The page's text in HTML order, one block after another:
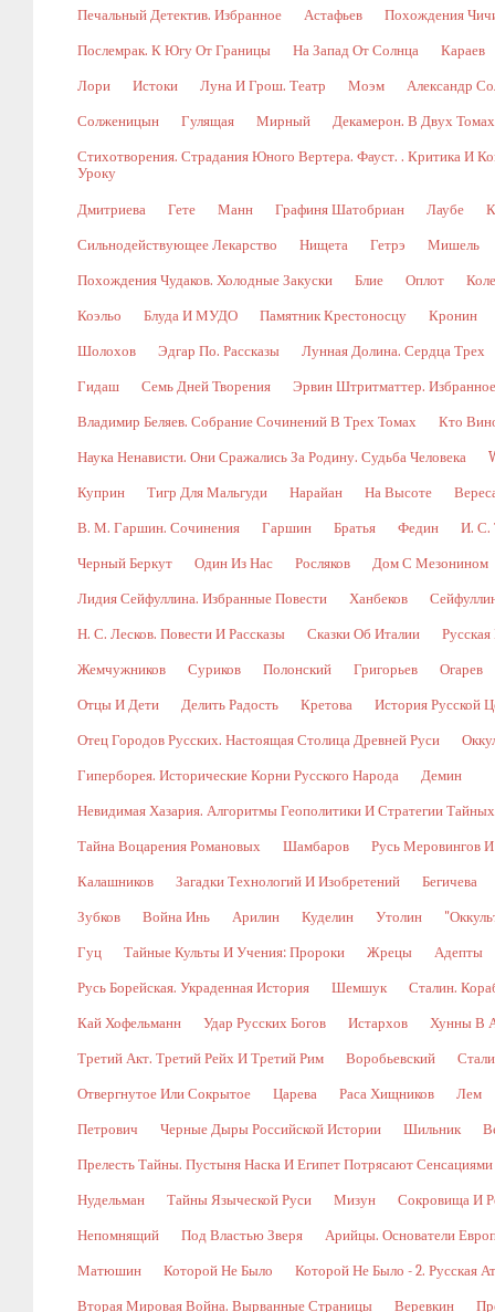
Печальный Детектив. Избранное Астафьев Похождения
Послемрак. К Югу От Границы На Запад От Солнца Караев
Лори Истоки Луна И Грош. Театр Моэм Александр
Солженицын Гулящая Мирный Декамерон. В Двух
Стихотворения. Страдания Юного Вертера. Фауст. . Критика И
Уроку
Дмитриева Гете Манн Графиня Шатобриан Лаубе
Сильнодействующее Лекарство Нищета Гетрэ Мишель
Похождения Чудаков. Холодные Закуски Блие Оплот
Коэльо Блуда И МУДО Памятник Крестоносцу Кронин
Шолохов Эдгар По. Рассказы Лунная Долина. Сердца Трех
Гидаш Семь Дней Творения Эрвин Штритматтер. Избранное
Владимир Беляев. Собрание Сочинений В Трех Томах Кто
Наука Ненависти. Они Сражались За Родину. Судьба Человека
Куприн Тигр Для Мальгуди Нарайан На Высоте
В. М. Гаршин. Сочинения Гаршин Братья Федин И. С.
Черный Беркут Один Из Нас Росляков Дом С Мезонином
Лидия Сейфуллина. Избранные Повести Ханбеков
Н. С. Лесков. Повести И Рассказы Сказки Об Италии
Жемчужников Суриков Полонский Григорьев Огарев
Отцы И Дети Делить Радость Кретова История Русской
Отец Городов Русских. Настоящая Столица Древней Руси
Гиперборея. Исторические Корни Русского Народа Демин
Невидимая Хазария. Алгоритмы Геополитики И Стратегии
Тайна Воцарения Романовых Шамбаров Русь Меровингов
Калашников Загадки Технологий И Изобретений Бегичева
Зубков Война Инь Арилин Куделин Утолин
Гуц Тайные Культы И Учения: Пророки Жрецы Адепты
Русь Борейская. Украденная История Шемшук Сталин.
Кай Хофельманн Удар Русских Богов Истархов Хунны В
Третий Акт. Третий Рейх И Третий Рим Воробьевский
Отвергнутое Или Сокрытое Царева Раса Хищников Лем
Петрович Черные Дыры Российской Истории Шильник
Прелесть Тайны. Пустыня Наска И Египет Потрясают Сенсациями
Нудельман Тайны Языческой Руси Мизун Сокровища И
Непомнящий Под Властью Зверя Арийцы. Основатели
Матюшин Которой Не Было Которой Не Было - 2. Русская
Вторая Мировая Война. Вырванные Страницы Веревкин